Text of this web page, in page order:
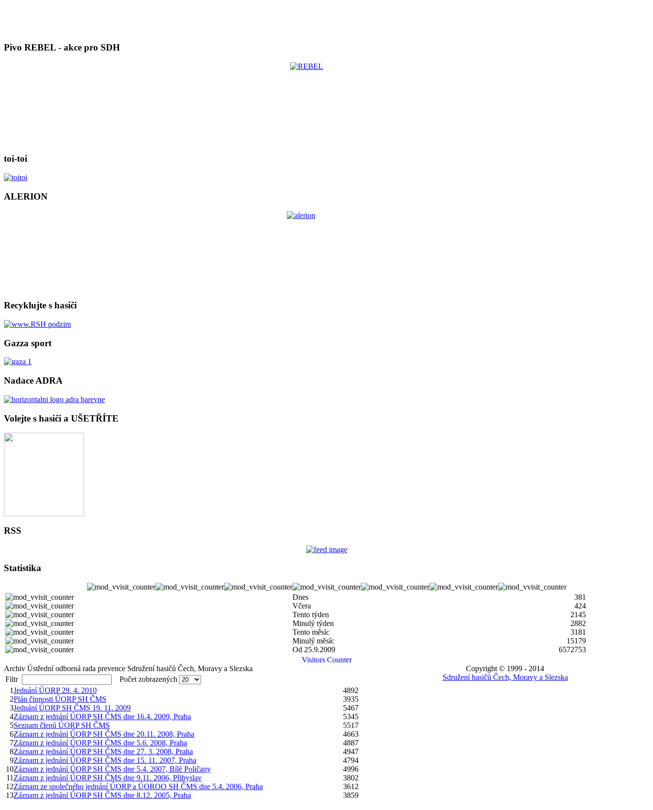
Pivo REBEL - akce pro SDH
toi-toi
ALERION
Recyklujte s hasiči
Gazza sport
Nadace ADRA
Volejte s hasiči a UŠETŘÍTE
RSS
Statistika
Dnes
381
Včera
424
Tento týden
2145
Minulý týden
2882
Tento měsíc
3181
Minulý měsíc
15179
Od 25.9.2009
6572753
Visitors Counter
Archiv Ústřední odborná rada prevence Sdružení hasičů Čech, Moravy a Slezska
Filtr
Počet zobrazených
1Jednání ÚORP 29. 4. 2010
4892
2Plán činnosti ÚORP SH ČMS
3935
3Jednání ÚORP SH ČMS 19. 11. 2009
5467
4Záznam z jednání ÚORP SH ČMS dne 16.4. 2009, Praha
5345
5Seznam členů ÚORP SH ČMS
5517
6Záznam z jednání ÚORP SH ČMS dne 20.11. 2008, Praha
4663
7Záznam z jednání ÚORP SH ČMS dne 5.6. 2008, Praha
4887
8Záznam z jednání ÚORP SH ČMS dne 27. 3. 2008, Praha
4947
9Záznam z jednání ÚORP SH ČMS dne 15. 11. 2007, Praha
4794
10Záznam z jednání ÚORP SH ČMS dne 5.4. 2007, Bílé Poličany
4996
11 Záznam z jednání ÚORP SH ČMS dne 9.11. 2006, Přibyslav
3802
12Záznam ze společného jednání ÚORP a ÚOROO SH ČMS dne 5.4. 2006, Praha
3612
13Záznam z jednání ÚORP SH ČMS dne 8.12. 2005, Praha 3859
Copyright © 1999 - 2014
Sdružení hasičů Čech, Moravy a Slezska